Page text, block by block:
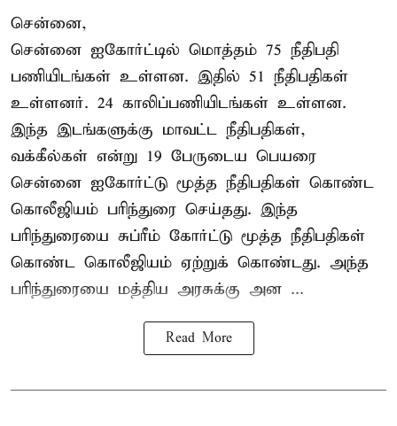
சென்னை,
சென்னை ஐகோர்ட்டில் மொத்தம் 75 நீதிபதி
பணியிடங்கள் உள்ளன. இதில் 51 நீதிபதிகள்
உள்ளனர். 24 காலிப்பணியிடங்கள் உள்ளன.
இந்த இடங்களுக்கு மாவட்ட நீதிபதிகள்,
வக்கீல்கள் என்று 19 பேருடைய பெயரை
சென்னை ஐகோர்ட்டு மூத்த நீதிபதிகள் கொண்ட
கொலீஜியம் பரிந்துரை செய்தது. இந்த
பரிந்துரையை சுப்ரீம் கோர்ட்டு மூத்த நீதிபதிகள்
கொண்ட கொலீஜியம் ஏற்றுக் கொண்டது. அந்த
பரிந்துரையை மத்திய அரசுக்கு அன ...
Read More